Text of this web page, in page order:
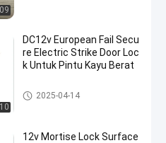
DC12v European Fail Secu
re Electric Strike Door Loc
k Untuk Pintu Kayu Berat
Strike listrik Lock
2025-04-14
12v Mortise Lock Surface